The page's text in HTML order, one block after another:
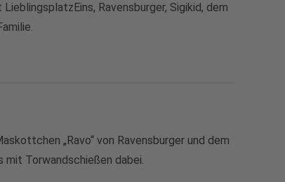
Ravensburger, Sigikid, dem
„Ravo“ von Ravensburger und dem
mit Torwandschießen dabei.